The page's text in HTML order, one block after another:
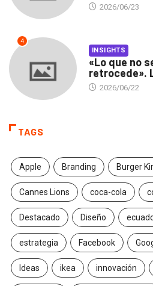
2026/06/23
4
INSIGHTS
«Lo que no
retrocede».
2026/06/22
TAGS
Apple Branding Burger
Cannes Lions coca-cola
Destacado Diseño
estrategia Facebook
Ideas ikea innovación